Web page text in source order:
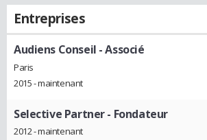
Entreprises
Audiens Conseil - Associé
Paris
2015 - maintenant
Selective Partner- Fondateur
2012 - maintenant